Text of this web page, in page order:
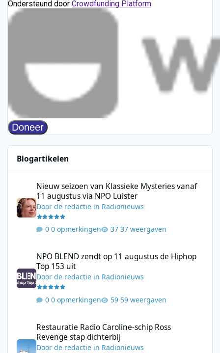
Blogartikelen
Nieuw seizoen van Klassieke Mysteries vanaf
11 augustus via NPO Luister
Doorde redactie in Radionieuws
0 opmerkingen 37 weergaven
NPO BLEND zendt op 11 augustus de Hiphop
Top 153 uit
Doorde redactie in Radionieuws
0 opmerkingen 59 weergaven
Restauratie Radio Caroline-schip Ross
Revenge stap dichterbij
Doorde redactie in Radionieuws